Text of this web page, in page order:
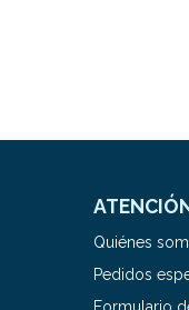
Quiénes
Pedidos
Formulario